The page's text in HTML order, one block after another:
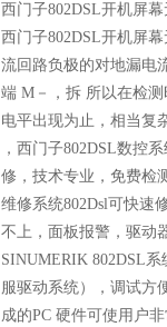
西门子802DSL开机屏
西门子802DSL开机屏
流回路负极的对地漏电
端 M－，拆 所以在检
电平出现为止，相当复
，西门子802DSL数控
修，技术专业，免费检
维修系统802Dsl可快速
不上，面板报警，驱动
SINUMERIK 802DSL
服驱动系统），调试方
成的PC 硬件可使用户